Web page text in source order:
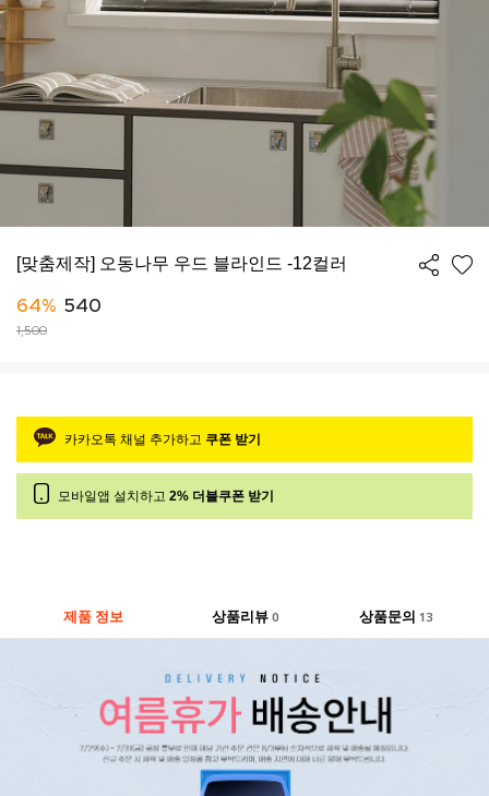
[맞춤제작] 오동나무 우드 블라인드 -12컬러
64% 540
1,500
카카오톡 채널 추가하고 쿠폰 받기
모바일앱 설치하고 2% 더블쿠폰 받기
제품 정보 상품리뷰 0 상품문의 13